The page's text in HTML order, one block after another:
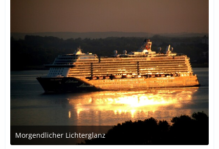
Morgendlicher Lichterglanz
30. Oktober 2018 um 01:09